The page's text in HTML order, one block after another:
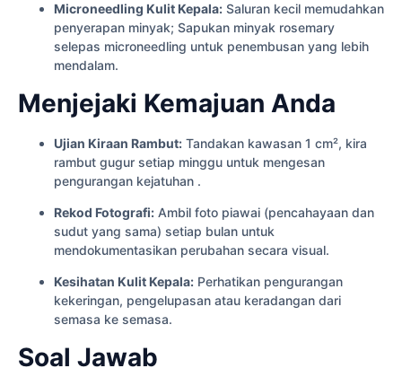
Microneedling Kulit Kepala: Saluran kecil memudahkan
penyerapan minyak; Sapukan minyak rosemary
selepas microneedling untuk penembusan yang lebih
mendalam.
Menjejaki Kemajuan Anda
Ujian Kiraan Rambut: Tandakan kawasan 1 cm², kira
rambut gugur setiap minggu untuk mengesan
pengurangan kejatuhan .
Rekod Fotografi: Ambil foto piawai (pencahayaan dan
sudut yang sama) setiap bulan untuk
mendokumentasikan perubahan secara visual.
Kesihatan Kulit Kepala: Perhatikan pengurangan
kekeringan, pengelupasan atau keradangan dari
semasa ke semasa.
Soal Jawab